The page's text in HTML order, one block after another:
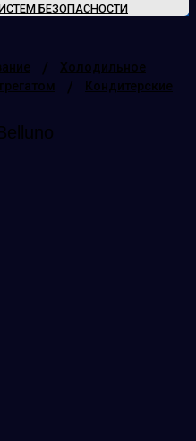
БЕЗОПАСНОСТИ
/
Холодильное
/
Кондитерские